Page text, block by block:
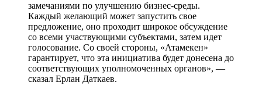
замечаниями по улучшению бизнес-среды.
Каждый желающий может запустить свое
предложение, оно проходит широкое обсуждение
со всеми участвующими субъектами, затем идет
голосование. Со своей стороны, «Атамекен»
гарантирует, что эта инициатива будет донесена до
соответствующих уполномоченных органов», —
сказал Ерлан Даткаев.